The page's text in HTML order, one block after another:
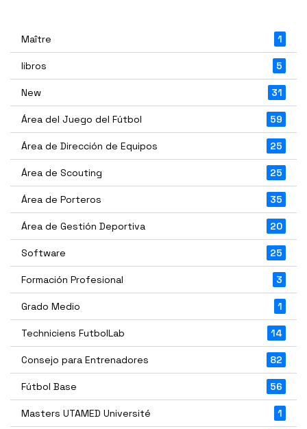
Maître 1
libros 5
New 31
Área del Juego del Fútbol 59
Área de Dirección de Equipos 25
Área de Scouting 25
Área de Porteros 35
Área de Gestión Deportiva 20
Software 25
Formación Profesional 3
Grado Medio 1
Techniciens FutbolLab 14
Consejo para Entrenadores 82
Fútbol Base 56
Masters UTAMED Université 1